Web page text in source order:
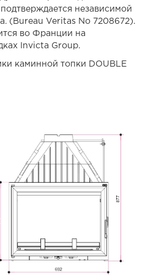
независимой
(Bureau Veritas No 7208672).
во Франции на
Invicta Group.
каминной топки DOUBLE